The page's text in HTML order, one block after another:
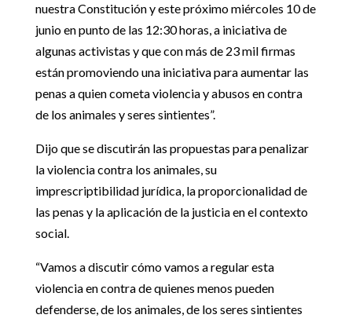
nuestra Constitución y este próximo miércoles 10 de
junio en punto de las 12:30 horas, a iniciativa de
algunas activistas y que con más de 23 mil firmas
están promoviendo una iniciativa para aumentar las
penas a quien cometa violencia y abusos en contra
de los animales y seres sintientes”.
Dijo que se discutirán las propuestas para penalizar
la violencia contra los animales, su
imprescriptibilidad jurídica, la proporcionalidad de
las penas y la aplicación de la justicia en el contexto
social.
“Vamos a discutir cómo vamos a regular esta
violencia en contra de quienes menos pueden
defenderse, de los animales, de los seres sintientes